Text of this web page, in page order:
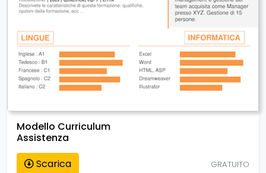
Modello Curriculum
Assistenza
Scarica
GRATUITO